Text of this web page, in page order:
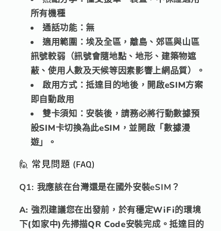
所有機種
通話功能：無
適用範圍：埃及全區，離島、郊區與山區
訊號較弱（訊號會隨地點、地形、建築物遮
蔽、使用人數及天候等因素影響上網品質）。
啟用方式：抵達目的地後，開啟eSIM方案
即自動啟用
雙卡須知： 安裝後，請務必將行動數據預
設SIM卡切換為此eSIM，並開啟「數據漫
遊」。
🙋 常見問題 (FAQ)
Q1: 我應該在台灣還是在國外安裝eSIM？
A: 強烈建議您在出發前，於有穩定WiFi的環境
下(如家中)先掃描QR Code安裝完成。抵達目的